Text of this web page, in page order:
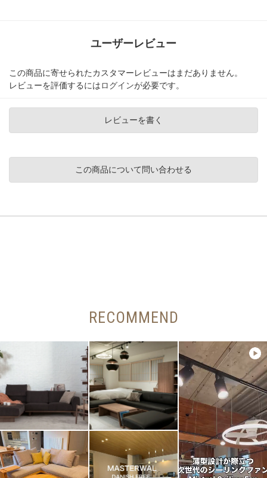
ユーザーレビュー
この商品に寄せられたカスタマーレビューはまだありません。
レビューを評価するにはログインが必要です。
レビューを書く
この商品について問い合わせる
RECOMMEND